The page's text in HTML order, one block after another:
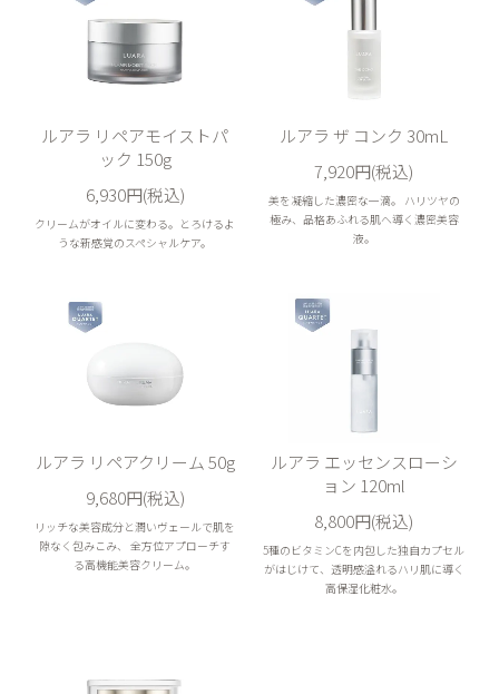
ルアラ リペアモイストパ
ック 150g
6,930円(税込)
クリームがオイルに変わる。とろけるよ
うな新感覚のスペシャルケア。
ルアラ ザ コンク 30mL
7,920円(税込)
美を凝縮した濃密な一滴。 ハリツヤの
極み、品格あふれる肌へ導く濃密美容
液。
ルアラ リペアクリーム 50g
9,680円(税込)
リッチな美容成分と潤いヴェールで肌を
隙なく包みこみ、 全方位アプローチす
る高機能美容クリーム。
ルアラ エッセンスローシ
ョン 120ml
8,800円(税込)
5種のビタミンCを内包した独自カプセル
がはじけて、透明感溢れるハリ肌に導く
高保湿化粧水。